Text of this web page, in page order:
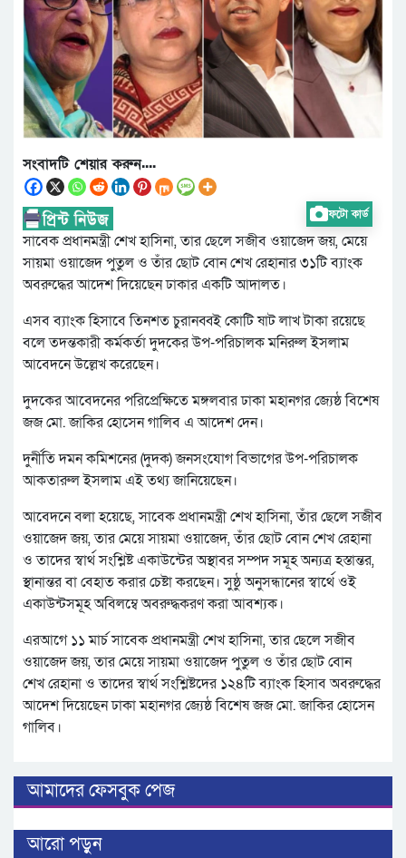
ফটো কার্ড
সংবাদটি শেয়ার করুন....
সাবেক প্রধানমন্ত্রী শেখ হাসিনা, তার ছেলে সজীব ওয়াজেদ জয়, মেয়ে
সায়মা ওয়াজেদ পুতুল ও তাঁর ছোট বোন শেখ রেহানার ৩১টি ব্যাংক
অবরুদ্ধের আদেশ দিয়েছেন ঢাকার একটি আদালত।
এসব ব্যাংক হিসাবে তিনশত চুরানব্বই কোটি ষাট লাখ টাকা রয়েছে
বলে তদন্তকারী কর্মকর্তা দুদকের উপ-পরিচালক মনিরুল ইসলাম
আবেদনে উল্লেখ করেছেন।
দুদকের আবেদনের পরিপ্রেক্ষিতে মঙ্গলবার ঢাকা মহানগর জ্যেষ্ঠ বিশেষ
জজ মো. জাকির হোসেন গালিব এ আদেশ দেন।
দুর্নীতি দমন কমিশনের (দুদক) জনসংযোগ বিভাগের উপ-পরিচালক
আকতারুল ইসলাম এই তথ্য জানিয়েছেন।
আবেদনে বলা হয়েছে, সাবেক প্রধানমন্ত্রী শেখ হাসিনা, তাঁর ছেলে সজীব
ওয়াজেদ জয়, তার মেয়ে সায়মা ওয়াজেদ, তাঁর ছোট বোন শেখ রেহানা
ও তাদের স্বার্থ সংশ্লিষ্ট একাউন্টের অস্থাবর সম্পদ সমূহ অন্যত্র হস্তান্তর,
স্থানান্তর বা বেহাত করার চেষ্টা করছেন। সুষ্ঠু অনুসন্ধানের স্বার্থে ওই
একাউন্টসমূহ অবিলম্বে অবরুদ্ধকরণ করা আবশ্যক।
এরআগে ১১ মার্চ সাবেক প্রধানমন্ত্রী শেখ হাসিনা, তার ছেলে সজীব
ওয়াজেদ জয়, তার মেয়ে সায়মা ওয়াজেদ পুতুল ও তাঁর ছোট বোন
শেখ রেহানা ও তাদের স্বার্থ সংশ্লিষ্টদের ১২৪টি ব্যাংক হিসাব অবরুদ্ধের
আদেশ দিয়েছেন ঢাকা মহানগর জ্যেষ্ঠ বিশেষ জজ মো. জাকির হোসেন
গালিব।
আমাদের ফেসবুক পেজ
আরো পড়ুন